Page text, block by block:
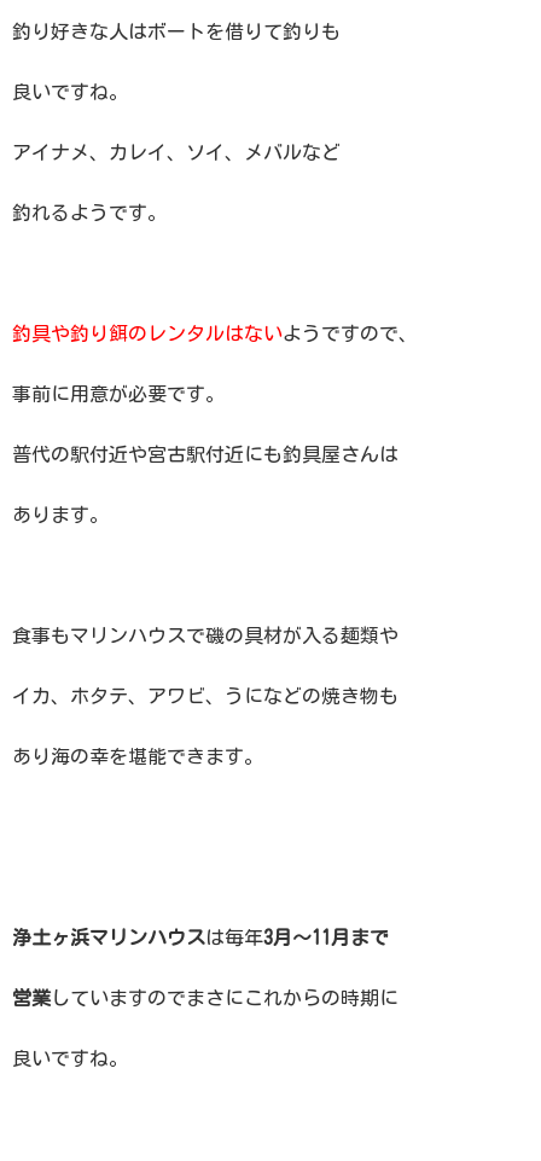
釣り好きな人はボートを借りて釣りも
良いですね。
アイナメ、カレイ、ソイ、メバルなど
釣れるようです。
釣具や釣り餌のレンタルはないようですので、
事前に用意が必要です。
普代の駅付近や宮古駅付近にも釣具屋さんは
あります。
食事もマリンハウスで磯の具材が入る麺類や
イカ、ホタテ、アワビ、うになどの焼き物も
あり海の幸を堪能できます。
浄土ヶ浜マリンハウスは毎年3月〜11月まで
営業していますのでまさにこれからの時期に
良いですね。